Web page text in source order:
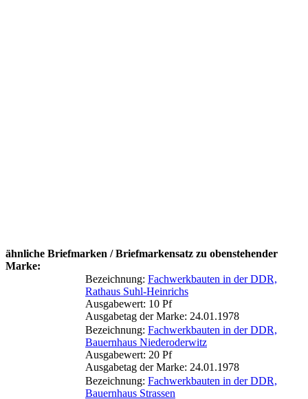
ähnliche Briefmarken / Briefmarkensatz zu obenstehender
Marke:
Bezeichnung: Fachwerkbauten in der DDR,
Rathaus Suhl-Heinrichs
Ausgabewert: 10 Pf
Ausgabetag der Marke: 24.01.1978
Bezeichnung: Fachwerkbauten in der DDR,
Bauernhaus Niederoderwitz
Ausgabewert: 20 Pf
Ausgabetag der Marke: 24.01.1978
Bezeichnung: Fachwerkbauten in der DDR,
Bauernhaus Strassen